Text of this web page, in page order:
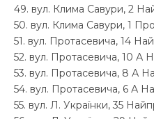
49. вул. Клима Савури, 2
50. вул. Клима Савури, 1
51. вул. Протасевича, 14
52. вул. Протасевича, 10 А
53. вул. Протасевича, 8 А
54. вул. Протасевича, 6 А
55. вул. Л. Українки, 35